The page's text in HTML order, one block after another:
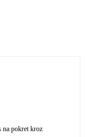
na pokret kroz